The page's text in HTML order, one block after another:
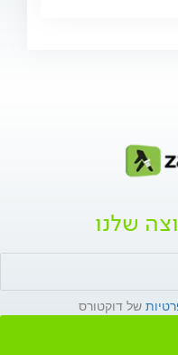
שלנו
של דוקטורס